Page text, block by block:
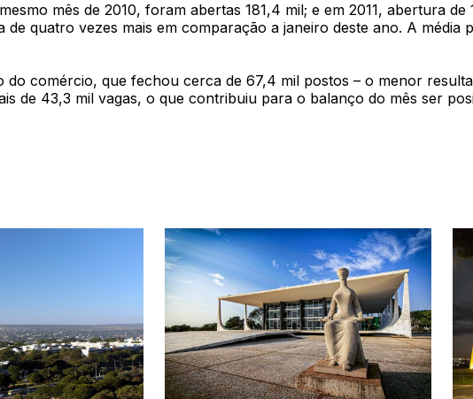
mês de 2010, foram abertas 181,4 mil; e em 2011, abertura
quatro vezes mais em comparação a janeiro deste ano. A média
comércio, que fechou cerca de 67,4 mil postos – o menor
de 43,3 mil vagas, o que contribuiu para o balanço do mês ser